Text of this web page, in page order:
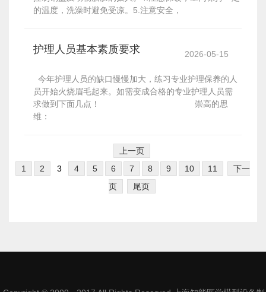
的温度，洗澡时避免受凉。5.注意安全，
护理人员基本素质要求 2026-05-15
今年护理人员的缺口慢慢加大，练习专业护理保养的人
员开始火烧眉毛起来。如需变成合格的专业护理人员需
求做到下面几点！ 崇高的思
维：
上一页
1
2 3 4 5 6 7 8 9 10 11
下一
页
尾页